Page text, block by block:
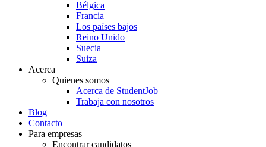
Bélgica
Francia
Los países bajos
Reino Unido
Suecia
Suiza
Acerca
Quienes somos
Acerca de StudentJob
Trabaja con nosotros
Blog
Contacto
Para empresas
Encontrar candidatos